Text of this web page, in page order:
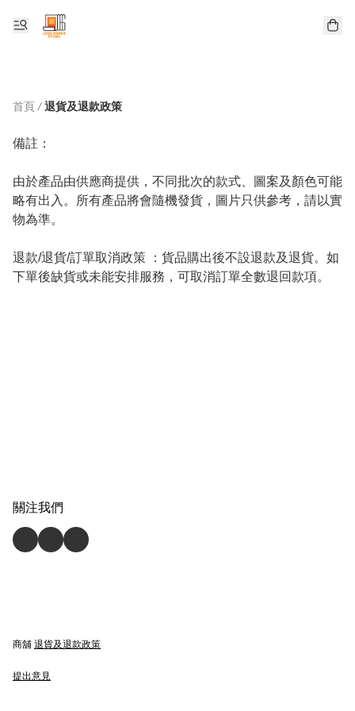
首頁 / 退貨及退款政策
備註：
由於產品由供應商提供，不同批次的款式、圖案及顏色可能
略有出入。所有產品將會隨機發貨，圖片只供參考，請以實
物為準。
退款/退貨/訂單取消政策 ：貨品購出後不設退款及退貨。如
下單後缺貨或未能安排服務，可取消訂單全數退回款項。
關注我們
商舖 退貨及退款政策
提出意見